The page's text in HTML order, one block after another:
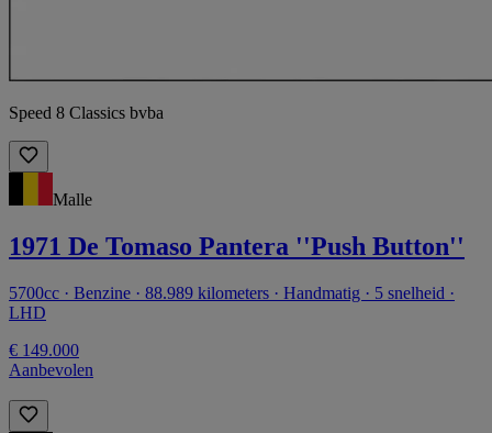
Speed 8 Classics bvba
Malle
1971 De Tomaso Pantera ''Push Button''
5700cc · Benzine · 88.989 kilometers · Handmatig · 5 snelheid ·
LHD
€ 149.000
Aanbevolen